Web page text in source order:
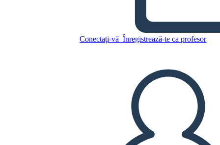
Conectați-vă Înregistrează-te ca profesor
Antagonist Analiza Șablon
Copiați acest Storyboard
CREAȚI UN STORYBOARD